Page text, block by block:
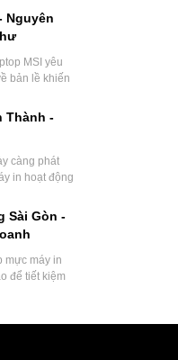
Nguyên
MSI yêu
bản lề khiến
Thành -
càng phát
in hoạt động
Sài Gòn -
mực máy in
để tiết kiệm